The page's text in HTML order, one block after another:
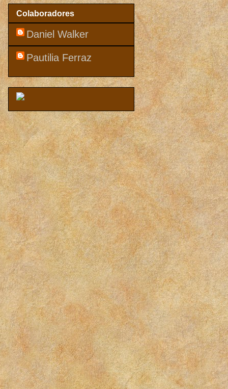
Colaboradores
Daniel Walker
Pautilia Ferraz